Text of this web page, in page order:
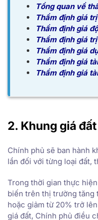
Tổng quan về
Thẩm định giá
Thẩm định giá
Thẩm định giá
Thẩm định giá
Thẩm định giá
Thẩm định giá
2. Khung giá đất
Chính phủ sẽ ban hành
lần đối với từng loại đất,
Trong thời gian thực
biến trên thị trường tăng
hoặc giảm từ 20% trở
giá đất, Chính phủ điều